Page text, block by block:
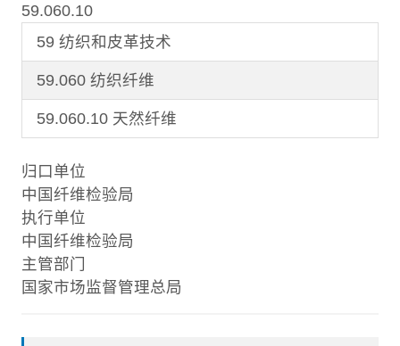
59.060.10
59 纺织和皮革技术
59.060 纺织纤维
59.060.10 天然纤维
归口单位
中国纤维检验局
执行单位
中国纤维检验局
主管部门
国家市场监督管理总局